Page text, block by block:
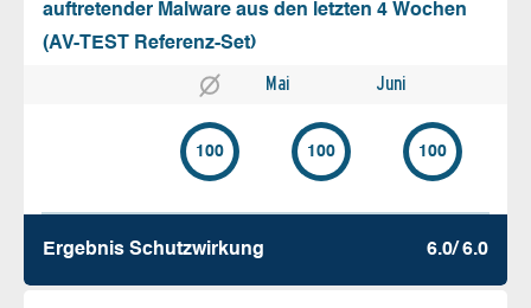
auftretender Malware aus den letzten 4 Wochen
(AV-TEST Referenz-Set)
Mai Juni
100 100 100
Ergebnis Schutz­wirkung 6.0/ 6.0